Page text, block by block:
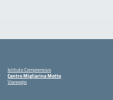
Istituto Comprensivo
Centro Migliarina Motto
Viareggio